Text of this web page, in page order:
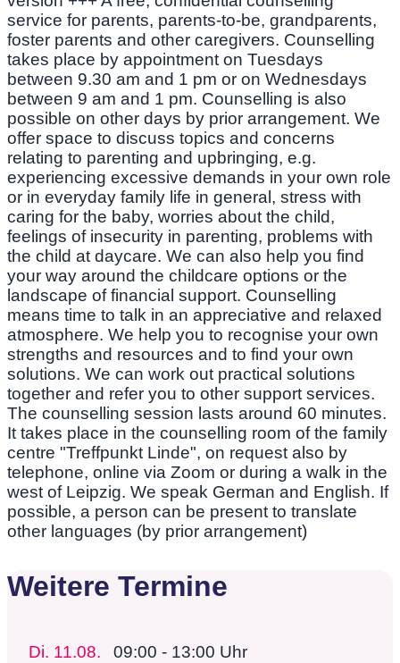
service for parents, parents-to-be, grandparents,
foster parents and other caregivers. Counselling
takes place by appointment on Tuesdays
between 9.30 am and 1 pm or on Wednesdays
between 9 am and 1 pm. Counselling is also
possible on other days by prior arrangement. We
offer space to discuss topics and concerns
relating to parenting and upbringing, e.g.
experiencing excessive demands in your own role
or in everyday family life in general, stress with
caring for the baby, worries about the child,
feelings of insecurity in parenting, problems with
the child at daycare. We can also help you find
your way around the childcare options or the
landscape of financial support. Counselling
means time to talk in an appreciative and relaxed
atmosphere. We help you to recognise your own
strengths and resources and to find your own
solutions. We can work out practical solutions
together and refer you to other support services.
The counselling session lasts around 60 minutes.
It takes place in the counselling room of the family
centre "Treffpunkt Linde", on request also by
telephone, online via Zoom or during a walk in the
west of Leipzig. We speak German and English. If
possible, a person can be present to translate
other languages (by prior arrangement)
Weitere Termine
Di. 11.08. 09:00 - 13:00 Uhr